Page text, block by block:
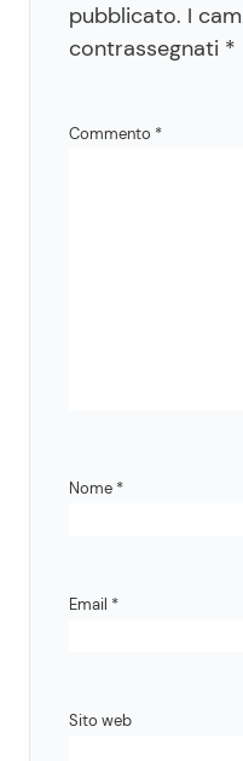
pubblicato. I
contrassegnati *
Commento *
Nome *
Email *
Sito web